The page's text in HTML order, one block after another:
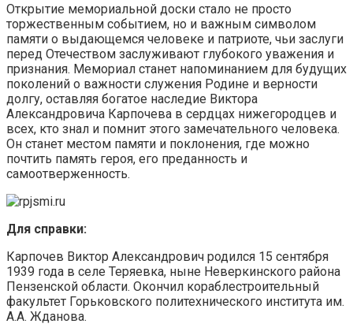
Открытие мемориальной доски стало не просто
торжественным событием, но и важным символом
памяти о выдающемся человеке и патриоте, чьи заслуги
перед Отечеством заслуживают глубокого уважения и
признания. Мемориал станет напоминанием для будущих
поколений о важности служения Родине и верности
долгу, оставляя богатое наследие Виктора
Александровича Карпочева в сердцах нижегородцев и
всех, кто знал и помнит этого замечательного человека.
Он станет местом памяти и поклонения, где можно
почтить память героя, его преданность и
самоотверженность.
Для справки:
Карпочев Виктор Александрович родился 15 сентября
1939 года в селе Теряевка, ныне Неверкинского района
Пензенской области. Окончил кораблестроительный
факультет Горьковского политехнического института им.
А.А. Жданова.